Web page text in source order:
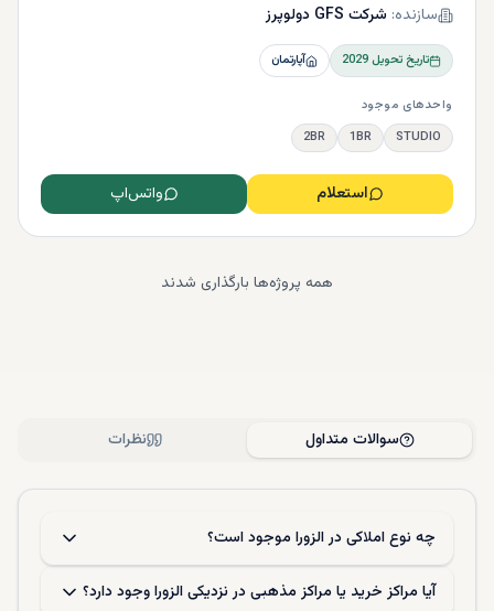
سازنده: شرکت GFS دولوپرز
تاریخ تحویل2029 آپارتمان
واحدهای موجود
STUDIO
1BR
2BR
استعلام واتس‌اپ
همه پروژه‌ها بارگذاری شدند
سوالات متداول نظرات
چه نوع املاکی در الزورا موجود است؟
آیا مراکز خرید یا مراکز مذهبی در نزدیکی الزورا وجود دارد؟